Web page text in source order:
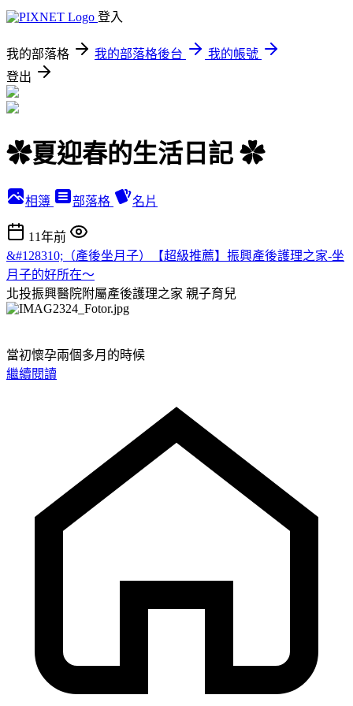
登入
我的部落格 我的部落格後台
我的帳號
登出
✿夏迎春的生活日記 ✿
相簿 部落格 名片
11年前
&#128310;（產後坐月子）【超級推薦】振興產後護理之家-坐
月子的好所在～
北投振興醫院附屬產後護理之家 親子育兒
當初懷孕兩個多月的時候
繼續閱讀